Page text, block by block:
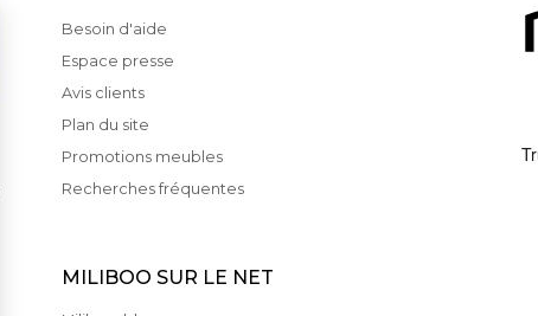
Besoin d'aide
Espace presse
Avis clients
Plan du site
Promotions meubles
Recherches fréquentes
MILIBOO SUR LE NET